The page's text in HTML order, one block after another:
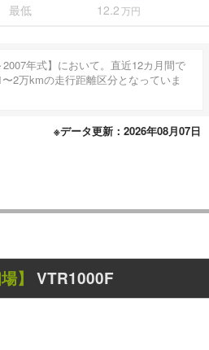
最低 12.2万円
年式】において。直近12カ月間で
2万kmの走行距離区分となっていま
※データ更新：2026年08月07日
】 VTR1000F